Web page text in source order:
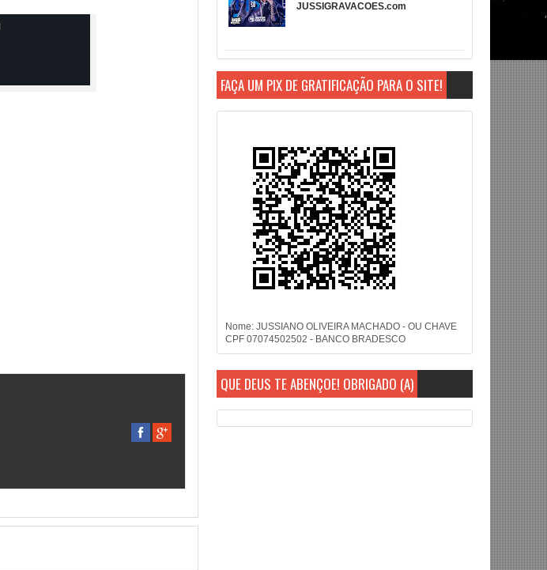
JUSSIGRAVACOES.com
FAÇA UM PIX DE GRATIFICAÇÃO PARA O SITE!
Nome: JUSSIANO OLIVEIRA MACHADO - OU CHAVE
CPF 07074502502 - BANCO BRADESCO
QUE DEUS TE ABENÇOE! OBRIGADO (A)